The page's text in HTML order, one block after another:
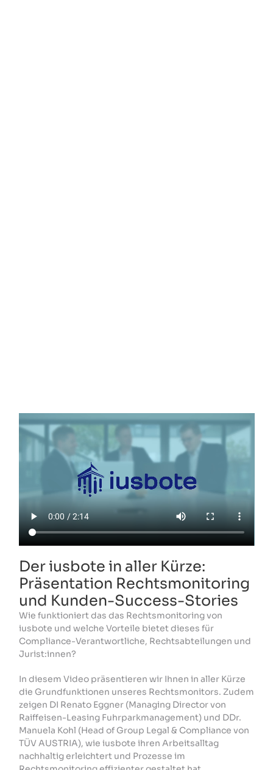
Der iusbote in aller Kürze:
Präsentation Rechtsmonitoring
und Kunden-Success-Stories
Wie funktioniert das das Rechtsmonitoring von
iusbote und welche Vorteile bietet dieses für
Compliance-Verantwortliche, Rechtsabteilungen und
Jurist:innen?
In diesem Video präsentieren wir Ihnen in aller Kürze
die Grundfunktionen unseres Rechtsmonitors. Zudem
zeigen DI Renato Eggner (Managing Director von
Raiffeisen-Leasing Fuhrparkmanagement) und DDr.
Manuela Kohl (Head of Group Legal & Compliance von
TÜV AUSTRIA), wie iusbote ihren Arbeitsalltag
nachhaltig erleichtert und Prozesse im